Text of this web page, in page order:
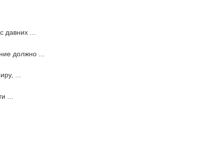
давних ...
должно ...
...
...